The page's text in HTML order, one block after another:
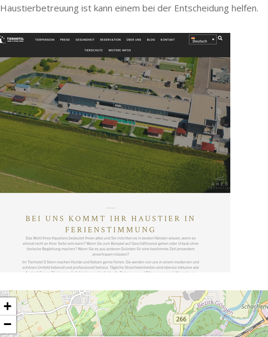
Haustierbetreuung ist kann einem bei der Entscheidung helfen.
map…
+
−